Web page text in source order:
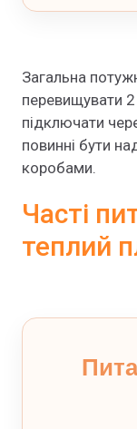
Загальна
перевищувати
підключати
повинні бути
коробами.
Часті
теплий